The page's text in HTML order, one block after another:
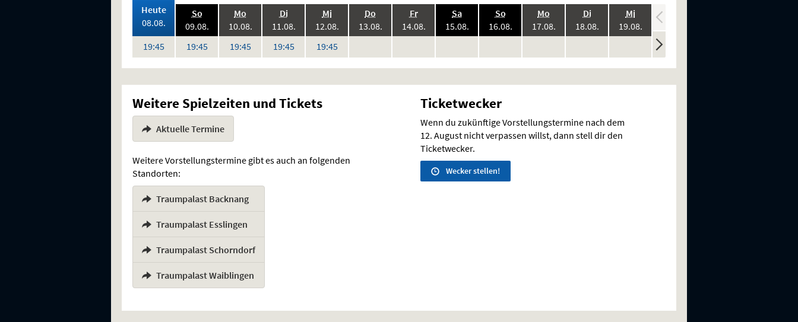
Heute,
08.08. 2026:
19:45Uhr
So.,
09.08. 2026:
19:45Uhr
Mo
10.08. 2026:
19:45Uhr
Di.,
11.08. 2026:
19:45Uhr
Mi.,
12.08. 2026:
19:45Uhr
Do
13.08. 2026:
Vorstellungen
Fr.,
14.08. 2026:
Vorstellungen
Sa.,
15.08. 2026:
Vorstellungen
So.,
16.08. 2026:
Vorstellungen
Mo
17.08. 2026:
Vorstellungen
Di.,
18.08. 2026:
Vorstellungen
Mi.,
19.08. 2026:
Vorstellungen
20.08.
keine
Vorstellungen
Weitere Spielzeiten und Tickets
Aktuelle Termine
Weitere Vorstellungstermine gibt es auch an folgenden
Standorten:
Traumpalast Backnang
Traumpalast Esslingen
Traumpalast Schorndorf
Traumpalast Waiblingen
Ticketwecker
Wenn du zukünftige Vorstellungstermine nach dem
12. August nicht verpassen willst, dann stell dir den
Ticketwecker.
Wecker stellen!